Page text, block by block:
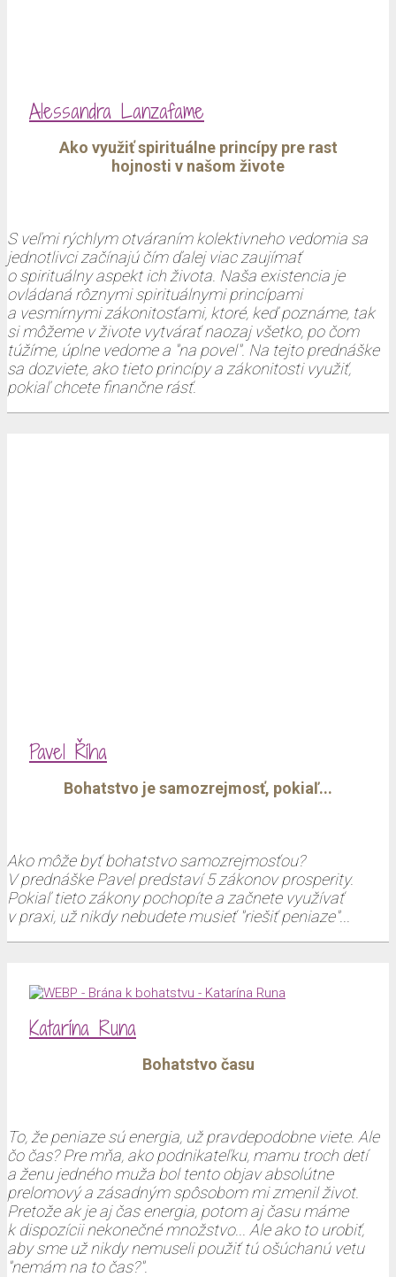
Alessandra Lanzafame
Ako využiť spirituálne princípy pre rast
hojnosti v našom živote
S veľmi rýchlym otváraním kolektivneho vedomia sa
jednotlivci začínajú čím ďalej viac zaujímať
o spirituálny aspekt ich života. Naša existencia je
ovládaná rôznymi spirituálnymi princípami
a vesmírnymi zákonitosťami, ktoré, keď poznáme, tak
si môžeme v živote vytvárať naozaj všetko, po čom
túžíme, úplne vedome a "na povel". Na tejto prednáške
sa dozviete, ako tieto princípy a zákonitosti využiť,
pokiaľ chcete finančne rásť.
Pavel Říha
Bohatstvo je samozrejmosť, pokiaľ...
Ako môže byť bohatstvo samozrejmosťou?
V prednáške Pavel predstaví 5 zákonov prosperity.
Pokiaľ tieto zákony pochopíte a začnete využívať
v praxi, už nikdy nebudete musieť "riešiť peniaze"...
Katarína Runa
Bohatstvo času
To, že peniaze sú energia, už pravdepodobne viete. Ale
čo čas? Pre mňa, ako podnikateľku, mamu troch detí
a ženu jedného muža bol tento objav absolútne
prelomový a zásadným spôsobom mi zmenil život.
Pretože ak je aj čas energia, potom aj času máme
k dispozícii nekonečné množstvo... Ale ako to urobiť,
aby sme už nikdy nemuseli použiť tú ošúchanú vetu
"nemám na to čas?".